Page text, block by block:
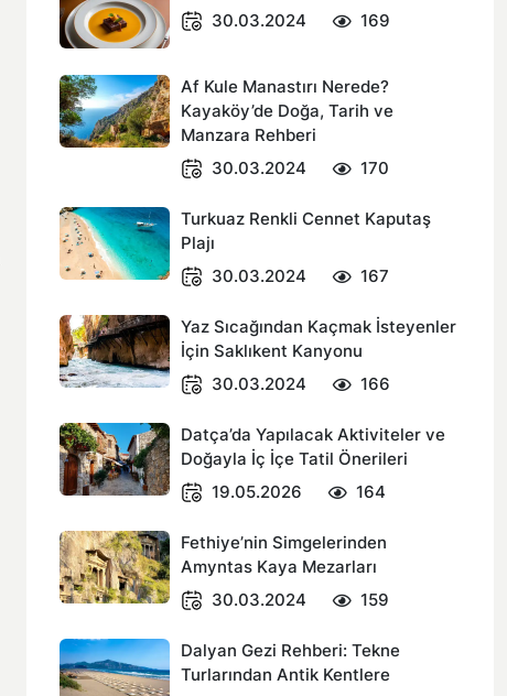
30.03.2024
169
Af Kule Manastırı Nerede?
Kayaköy’de Doğa, Tarih ve
Manzara Rehberi
30.03.2024
170
Turkuaz Renkli Cennet Kaputaş
Plajı
30.03.2024
167
Yaz Sıcağından Kaçmak İsteyenler
İçin Saklıkent Kanyonu
30.03.2024
166
Datça’da Yapılacak Aktiviteler ve
Doğayla İç İçe Tatil Önerileri
19.05.2026
164
Fethiye’nin Simgelerinden
Amyntas Kaya Mezarları
30.03.2024
159
Dalyan Gezi Rehberi: Tekne
Turlarından Antik Kentlere